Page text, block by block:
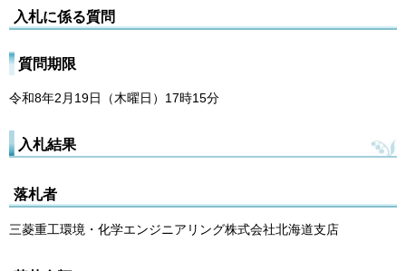
入札に係る質問
質問期限
令和8年2月19日（木曜日）17時15分
入札結果
落札者
三菱重工環境・化学エンジニアリング株式会社北海道支店